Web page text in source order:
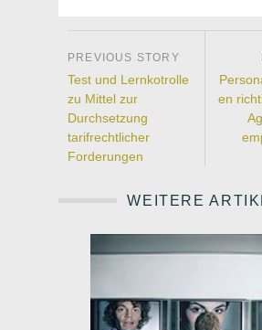
Test und Lernkotrolle
zu Mittel zur
Durchsetzung
tarifrechtlicher
Forderungen
en
WEITERE